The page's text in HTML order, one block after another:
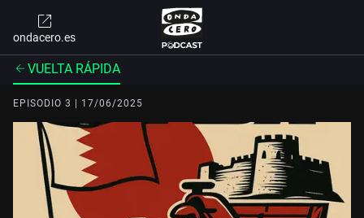
ondacero.es
VUELTA RÁPIDA
EPISODIO 3 | 17/06/2025